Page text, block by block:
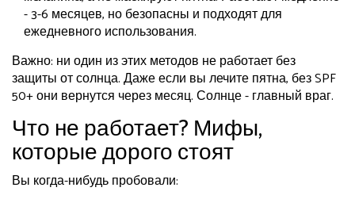
- 3-6 месяцев, но безопасны и подходят для
ежедневного использования.
Важно: ни один из этих методов не работает без
защиты от солнца. Даже если вы лечите пятна, без SPF
50+ они вернутся через месяц. Солнце - главный враг.
Что не работает? Мифы,
которые дорого стоят
Вы когда-нибудь пробовали: